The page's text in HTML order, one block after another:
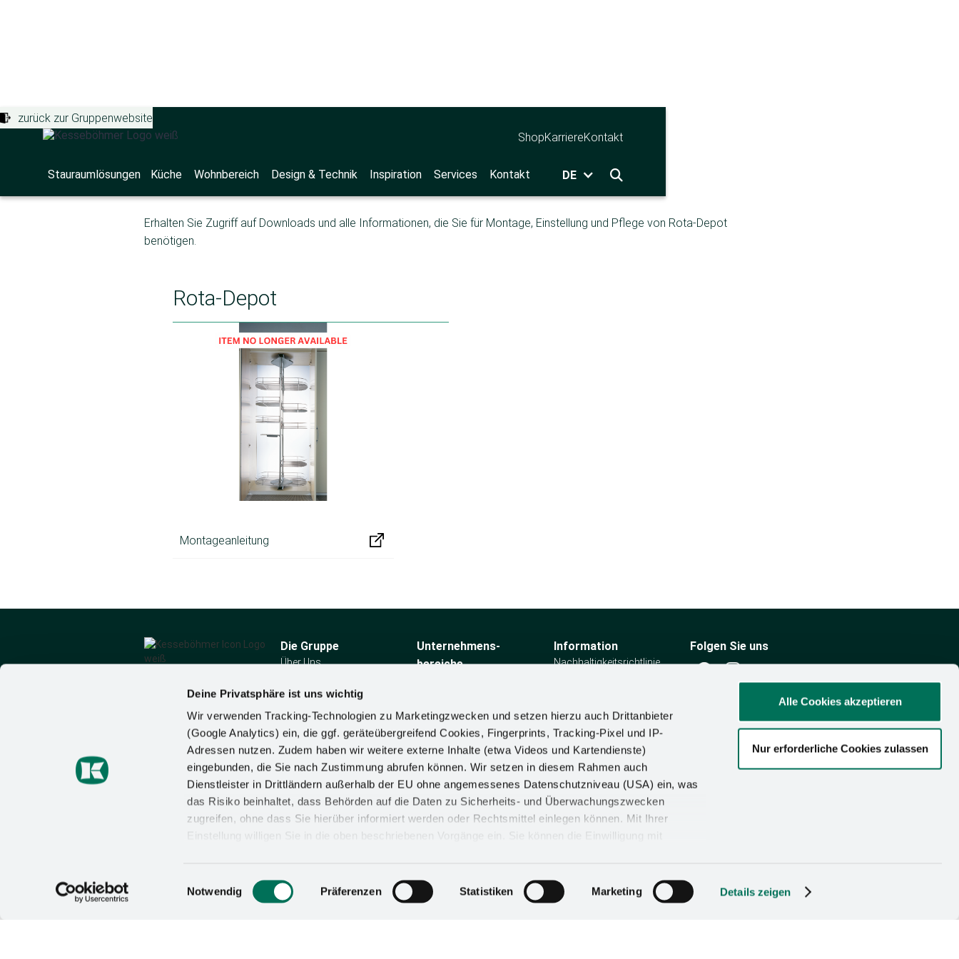
Deine Privatsphäre ist uns wichtig
Wir verwenden Tracking-Technologien zu Marketingzwecken und setzen hierzu auch Drittanbieter
(Google Analytics) ein, die ggf. geräteübergreifend Cookies, Fingerprints, Tracking-Pixel und IP-
Adressen nutzen. Zudem haben wir weitere externe Inhalte (etwa Videos und Kartendienste)
eingebunden, die Sie nach Zustimmung abrufen können. Wir setzen in diesem Rahmen auch
Dienstleister in Drittländern außerhalb der EU ohne angemessenes Datenschutzniveau (USA) ein, was
das Risiko beinhaltet, dass Behörden auf die Daten zu Sicherheits- und Überwachungszwecken
zugreifen, ohne dass Sie hierüber informiert werden oder Rechtsmittel einlegen können. Mit Ihrer
Einstellung willigen Sie in die oben beschriebenen Vorgänge ein. Sie können die Einwilligung mit
Einwilligungsauswahl
Notwendig Präferenzen Statistiken Marketing Details zeigen
Alle Cookies akzeptieren
Nur erforderliche Cookies zulassen
zurück zur Gruppenwebsite
ShopKarriereKontakt
DE
Stauraumlösungen Küche Wohnbereich Design & Technik Inspiration Services Kontakt 
Stauraumlösungen
Rota-Depot
Erhalten Sie Zugriff auf Downloads und alle Informationen, die Sie für Montage, Einstellung und Pflege von Rota-Depot
benötigen.
Rota-Depot
Montageanleitung
Kesseböhmer Holding
Mindener Str. 208
49152 Bad Essen
Deutschland
+49 (5742) 46-0
info@kesseboehmer.de
Die Gruppe
Über Uns
Karriere
Unternehmens­
bereiche
Ladenbau
Ergonomie
Information
Nachhaltig­keitsrichtlinie
Anforderungen
Unternehmenspolitik
Störfall-Info
Beschwerdeverfahren
Folgen Sie uns
DATENSCHUTZ IMPRESSUM COOKIE-EINSTELLUNGEN 2026 KESSEBÖHMER HOLDING KG